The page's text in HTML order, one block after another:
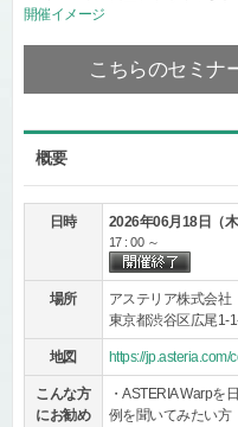
開催イメージ
こちらのセミナ
概要
日時 2026年06月18日（木
17 : 00 ～
場所
アステリア株式会
東京都渋谷区広尾
地図 https://
こんな方
にお勧め
・ASTERIA Warp
例を聞いてみたい方